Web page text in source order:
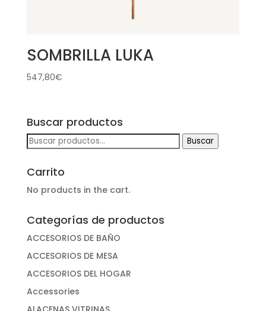
SOMBRILLA LUKA
547,80€
Buscar productos
Buscar
por:
Buscar
Carrito
No products in the cart.
Categorías de productos
ACCESORIOS DE BAÑO
ACCESORIOS DE MESA
ACCESORIOS DEL HOGAR
Accessories